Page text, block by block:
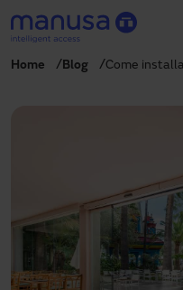
Salta al contenuto principale
Progetti
Blog
Home Blog Come